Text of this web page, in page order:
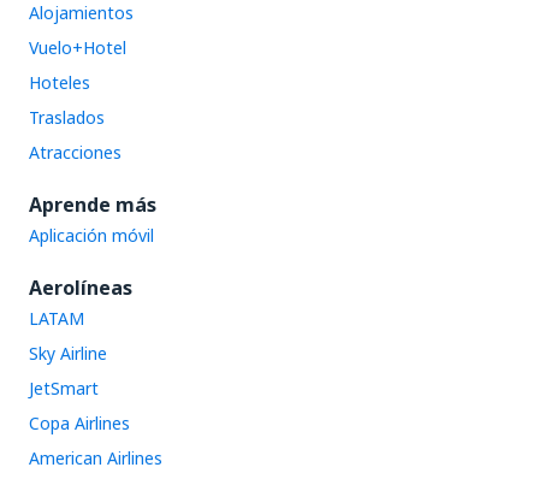
Alojamientos
Vuelo+Hotel
Hoteles
Traslados
Atracciones
Aprende más
Aplicación móvil
Aerolíneas
LATAM
Sky Airline
JetSmart
Copa Airlines
American Airlines